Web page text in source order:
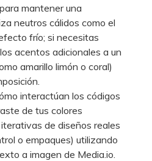
mantener una
neutros cálidos como el
frío; si necesitas
acentos adicionales a un
amarillo limón o coral)
interactúan los códigos
de tus colores
de diseños reales
o empaques) utilizando
a imagen de Media.io.